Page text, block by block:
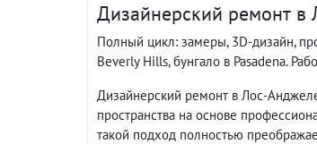
Дизайнерский ремонт в
Полный цикл: замеры, 3D-дизайн,
Beverly Hills, бунгало в Pasadena.
Дизайнерский ремонт в Лос-
пространства на основе
такой подход полностью